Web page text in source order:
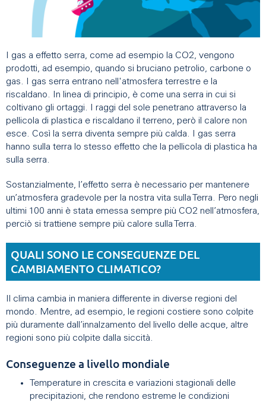
I gas a effetto serra, come ad esempio la CO2, vengono
prodotti, ad esempio, quando si bruciano petrolio, carbone o
gas. I gas serra entrano nell'atmosfera terrestre e la
riscaldano. In linea di principio, è come una serra in cui si
coltivano gli ortaggi. I raggi del sole penetrano attraverso la
pellicola di plastica e riscaldano il terreno, però il calore non
esce. Così la serra diventa sempre più calda. I gas serra
hanno sulla terra lo stesso effetto che la pellicola di plastica ha
sulla serra.
Sostanzialmente, l’effetto serra è necessario per mantenere
un’atmosfera gradevole per la nostra vita sulla Terra. Pero negli
ultimi 100 anni è stata emessa sempre più CO2 nell’atmosfera,
perciò si trattiene sempre più calore sulla Terra.
QUALI SONO LE CONSEGUENZE DEL
CAMBIAMENTO CLIMATICO?
Il clima cambia in maniera differente in diverse regioni del
mondo. Mentre, ad esempio, le regioni costiere sono colpite
più duramente dall’innalzamento del livello delle acque, altre
regioni sono più colpite dalla siccità.
Conseguenze a livello mondiale
Temperature in crescita e variazioni stagionali delle
precipitazioni, che rendono estreme le condizioni